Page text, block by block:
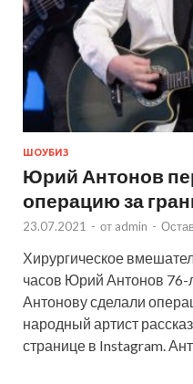
ШОУБИЗ
Юрий Антонов
операцию за
23.07.2021 - от admin -
Хирургическое
часов Юрий Антонов
Антонову сделали
народный артист
странице в Instagram.